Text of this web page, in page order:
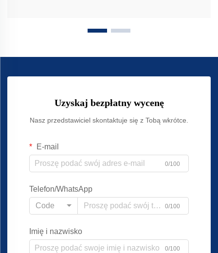
Uzyskaj bezpłatny wycenę
Nasz przedstawiciel skontaktuje się z Tobą wkrótce.
E-mail
0/100
Telefon/WhatsApp
Code
0/100
Imię i nazwisko
0/100